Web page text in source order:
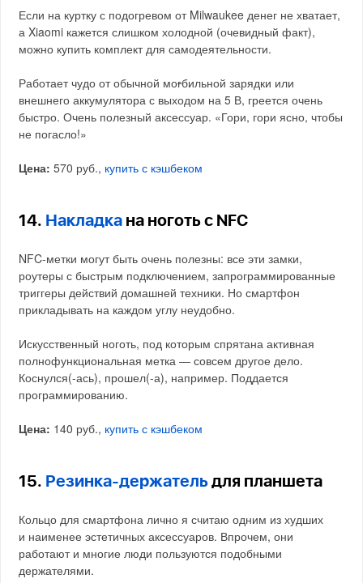
Если на куртку с подогревом от Milwaukee денег не хватает,
а Xiaomi кажется слишком холодной (очевидный факт),
можно купить комплект для самодеятельности.
Работает чудо от обычной могбильной зарядки или
внешнего аккумулятора с выходом на 5 В, греется очень
быстро. Очень полезный аксессуар. «Гори, гори ясно, чтобы
не погасло!»
Цена: 570 руб., купить с кэшбеком
14. Накладка на ноготь с NFC
NFC-метки могут быть очень полезны: все эти замки,
роутеры с быстрым подключением, запрограммированные
триггеры действий домашней техники. Но смартфон
прикладывать на каждом углу неудобно.
Искусственный ноготь, под которым спрятана активная
полнофункциональная метка — совсем другое дело.
Коснулся(-ась), прошел(-а), например. Поддается
программированию.
Цена: 140 руб., купить с кэшбеком
15. Резинка-держатель для планшета
Кольцо для смартфона лично я считаю одним из худших
и наименее эстетичных аксессуаров. Впрочем, они
работают и многие люди пользуются подобными
держателями.